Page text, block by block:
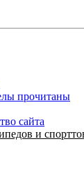
прочитаны
сайта
и